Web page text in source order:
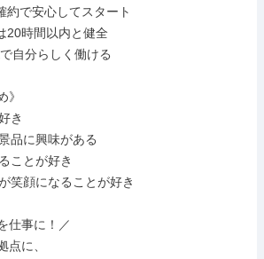
約で安心してスタート
20時間以内と健全
自分らしく働ける
》
き
品に興味がある
ことが好き
笑顔になることが好き
仕事に！／
点に、